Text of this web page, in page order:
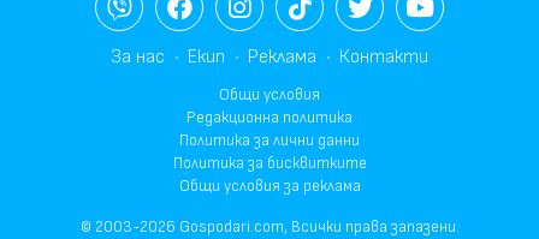
За нас Екип Реклама Контакти
Общи условия
Редакционна политика
Политика за лични данни
Политика за бисквитките
Общи условия за реклама
© 2003-2026 Gospodari.com, Всички права запазени.